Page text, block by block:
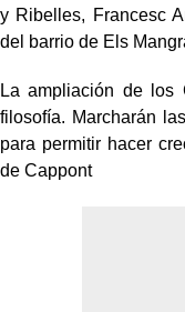
y Ribelles, Francesc
del barrio de Els
La ampliación de los
filosofía. Marcharán
para permitir hacer
de Cappont